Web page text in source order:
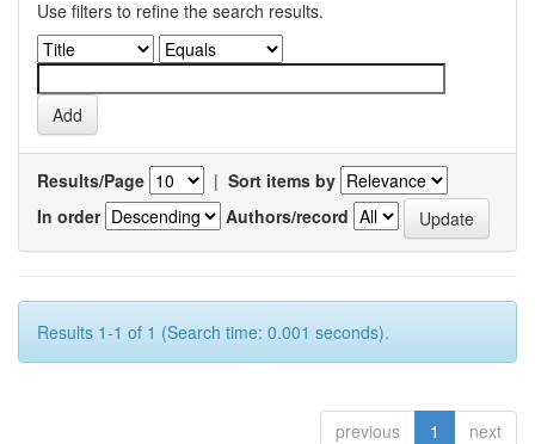
Use filters to refine the search results.
Results/Page | Sort items by
In order
Authors/record
Results 1-1 of 1 (Search time: 0.001 seconds).
previous 1 next